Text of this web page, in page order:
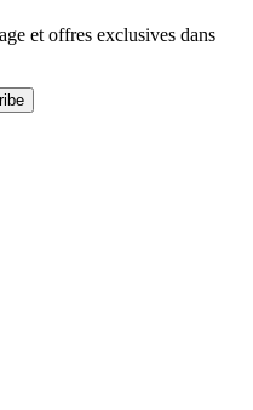
et offres exclusives dans